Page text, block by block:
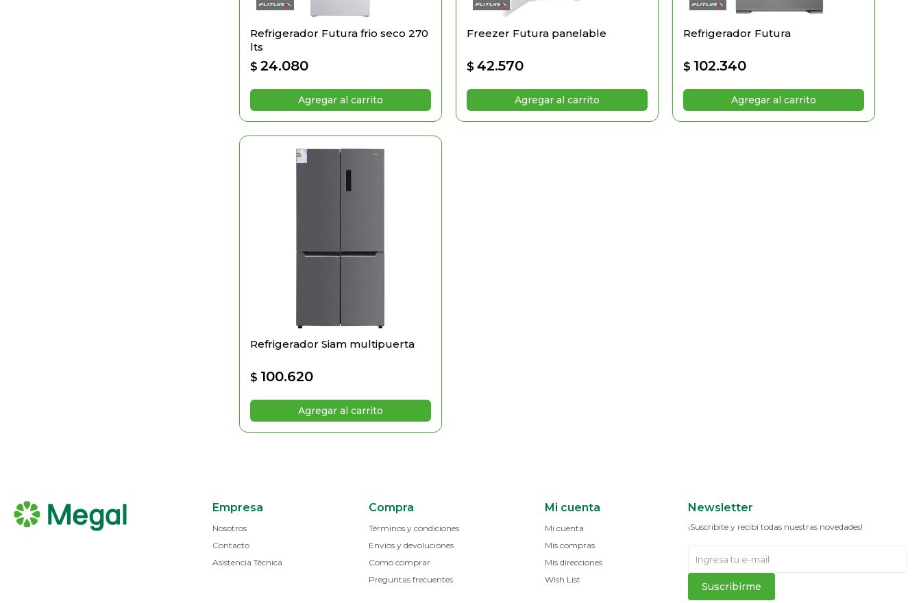
Refrigerador Futura frio seco 270
lts
$ 24.080
Freezer Futura panelable
$ 42.570
Refrigerador Futura
$ 102.340
Refrigerador Siam multipuerta
$ 100.620
Empresa
Nosotros
Contacto
Asistencia Técnica
Compra
Términos y condiciones
Envíos y devoluciones
Como comprar
Preguntas frecuentes
Mi cuenta
Mi cuenta
Mis compras
Mis direcciones
Wish List
Newsletter
¡Suscribite y recibí todas nuestras novedades!
Suscribirme